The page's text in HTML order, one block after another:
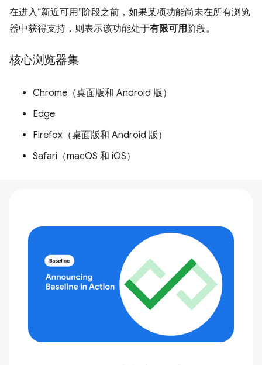
在进入“新近可用”阶段之前，如果某项功能尚未在所有浏览
器中获得支持，则表示该功能处于有限可用阶段。
核心浏览器集
Chrome（桌面版和 Android 版）
Edge
Firefox（桌面版和 Android 版）
Safari（macOS 和 iOS）